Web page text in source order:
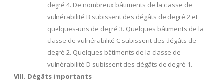
degré 4. De nombreux bâtiments de la classe de
vulnérabilité B subissent des dégâts de degré 2 et
quelques-uns de degré 3. Quelques bâtiments de la
classe de vulnérabilité C subissent des dégâts de
degré 2. Quelques bâtiments de la classe de
vulnérabilité D subissent des dégâts de degré 1.
Dégâts importants